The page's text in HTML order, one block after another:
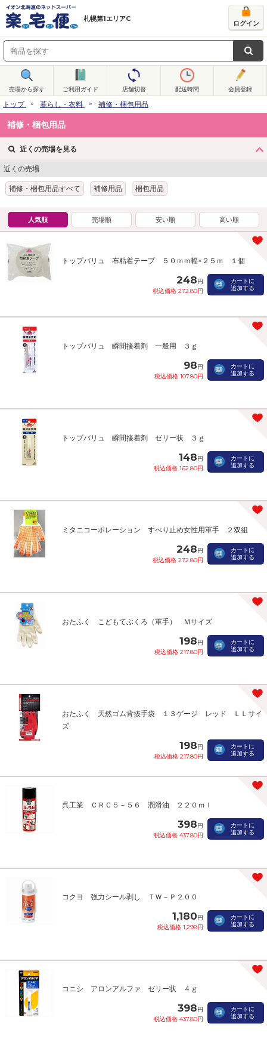
札幌第1エリアC
ログイン
売場から探す ご利用ガイド 店舗切替 配送時間 会員登録
トップ 暮らし・衣料 補修・梱包用品
補修・梱包用品
近くの売場を見る
近くの売場
補修・梱包用品すべて 補修用品 梱包用品
人気順 売場順 安い順 高い順
トップバリュ 布粘着テープ ５０ｍｍ幅×２５ｍ １個
248円
税込価格 272.80円
カートに
追加する
トップバリュ 瞬間接着剤 一般用 ３ｇ
98円
税込価格 107.80円
カートに
追加する
トップバリュ 瞬間接着剤 ゼリー状 ３ｇ
148円
税込価格 162.80円
カートに
追加する
ミタニコーポレーション すべり止め女性用軍手 ２双組
248円
税込価格 272.80円
カートに
追加する
おたふく こどもてぶくろ（軍手） Ｍサイズ
198円
税込価格 217.80円
カートに
追加する
おたふく 天然ゴム背抜手袋 １３ゲージ レッド ＬＬサイ
ズ
198円
税込価格 217.80円
カートに
追加する
呉工業 ＣＲＣ５－５６ 潤滑油 ２２０ｍｌ
398円
税込価格 437.80円
カートに
追加する
コクヨ 強力シール剥し ＴＷ－Ｐ２００
1,180円
税込価格 1,298円
カートに
追加する
コニシ アロンアルファ ゼリー状 ４ｇ
398円
税込価格 437.80円
カートに
追加する